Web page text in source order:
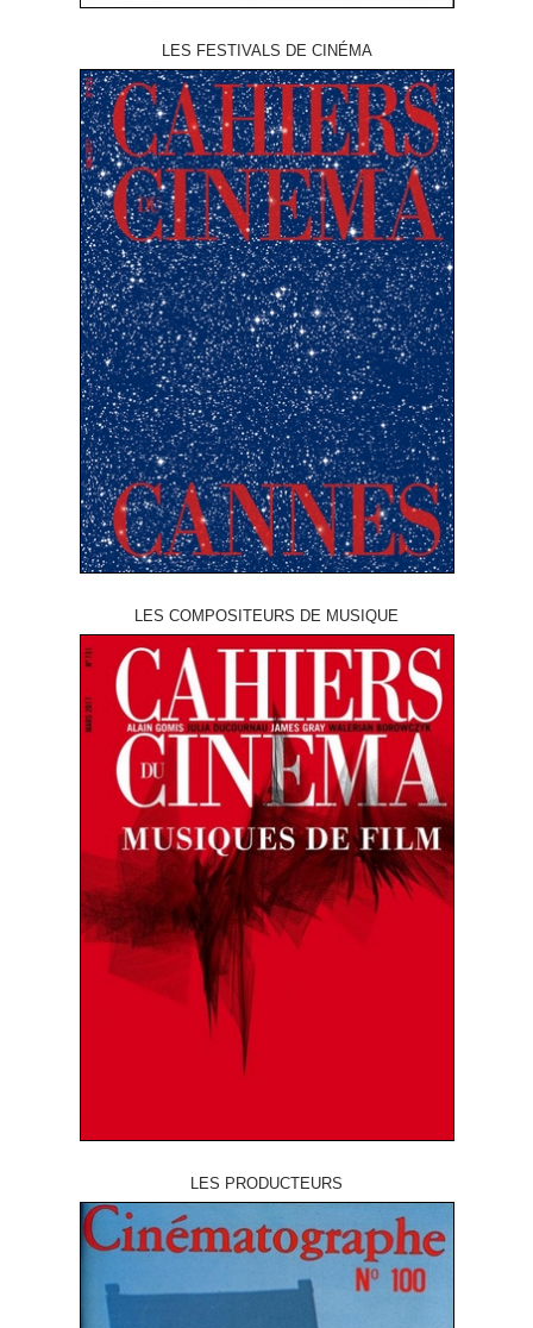
LES FESTIVALS DE CINÉMA
LES COMPOSITEURS DE MUSIQUE
LES PRODUCTEURS